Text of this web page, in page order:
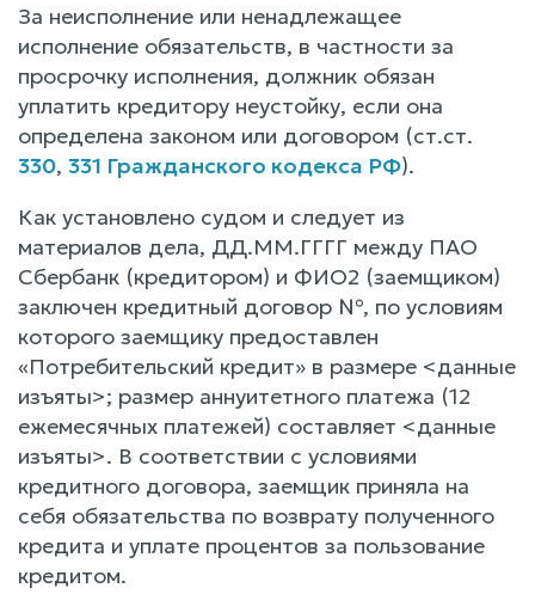
За неисполнение или ненадлежащее
исполнение обязательств, в частности за
просрочку исполнения, должник обязан
уплатить кредитору неустойку, если она
определена законом или договором (ст.ст.
330, 331 Гражданского кодекса РФ).
Как установлено судом и следует из
материалов дела, ДД.ММ.ГГГГ между ПАО
Сбербанк (кредитором) и ФИО2 (заемщиком)
заключен кредитный договор №, по условиям
которого заемщику предоставлен
«Потребительский кредит» в размере <данные
изъяты>; размер аннуитетного платежа (12
ежемесячных платежей) составляет <данные
изъяты>. В соответствии с условиями
кредитного договора, заемщик приняла на
себя обязательства по возврату полученного
кредита и уплате процентов за пользование
кредитом.